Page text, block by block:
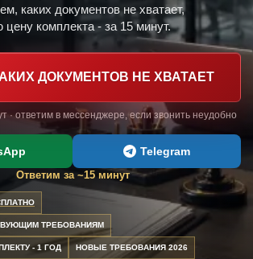
каких документов не хватает,
цену комплекта - за 15 минут.
ДОКУМЕНТОВ НЕ ХВАТАЕТ
· ответим в мессенджере, если звонить неудобно
Telegram
Ответим за ~15 минут
ТРЕБОВАНИЯМ
- 1 ГОД НОВЫЕ ТРЕБОВАНИЯ 2026